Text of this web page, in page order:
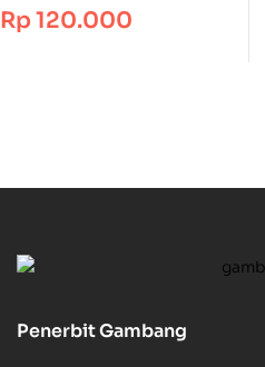
Rp 120.000
Penerbit Gambang